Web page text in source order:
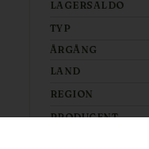
LAGERSALDO
TYP
ÅRGÅNG
LAND
REGION
PRODUCENT